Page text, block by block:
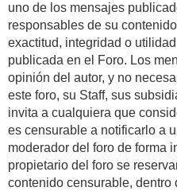
uno de los mensajes
responsables de su
exactitud, integridad o
publicada en el Foro. Los
opinión del autor, y no
este foro, su Staff, sus
invita a cualquiera que
es censurable a notificarlo a
moderador del foro de forma
propietario del foro se
contenido censurable, dentro